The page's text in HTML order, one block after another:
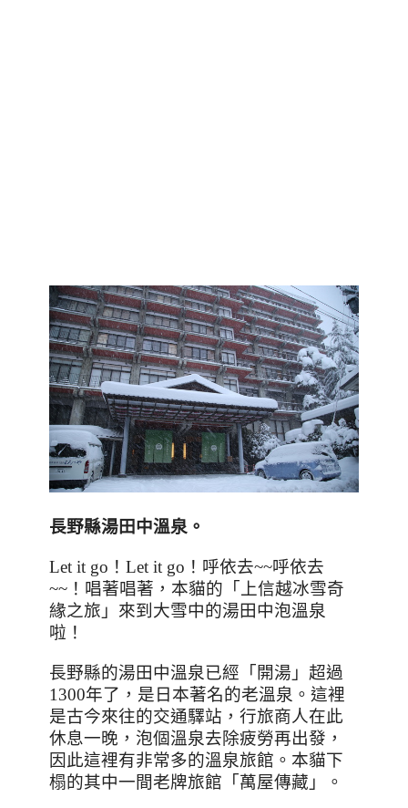
長野縣湯田中溫泉。
Let it go ！ Let it go ！呼依去~~呼依去
~~ ！唱著唱著，本貓的「上信越冰雪奇
緣之旅」來到大雪中的湯田中泡溫泉
啦！
長野縣的湯田中溫泉已經「開湯」超過
1300年了，是日本著名的老溫泉。這裡
是古今來往的交通驛站，行旅商人在此
休息一晚，泡個溫泉去除疲勞再出發，
因此這裡有非常多的溫泉旅館。本貓下
榻的其中一間老牌旅館「萬屋傳藏」。